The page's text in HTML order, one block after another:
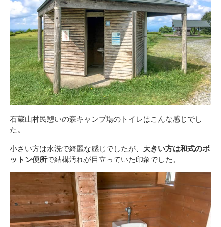
石蔵山村民憩いの森キャンプ場のトイレはこんな感じでし
た。
小さい方は水洗で綺麗な感じでしたが、 大きい方は和式のボ
ットン便所で結構汚れが目立っていた印象でした。